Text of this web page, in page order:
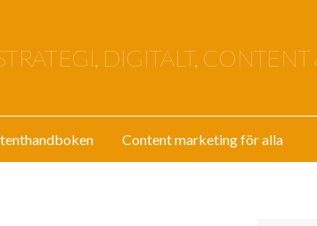
DIGITALT,
Content marketing för alla